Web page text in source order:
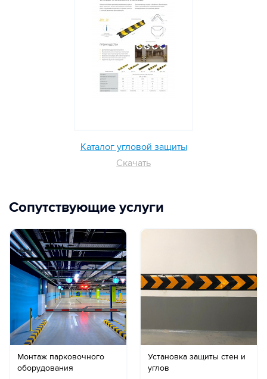
Каталог угловой защиты
Скачать
Сопутствующие услуги
Монтаж парковочного
оборудования
Установка защиты стен и
углов